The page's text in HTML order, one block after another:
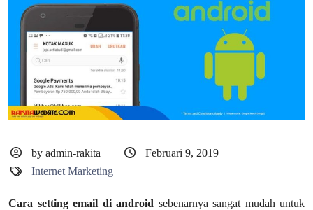
by admin-rakita
Februari 9, 2019
Internet Marketing
Cara setting email di android sebenarnya sangat mudah untuk